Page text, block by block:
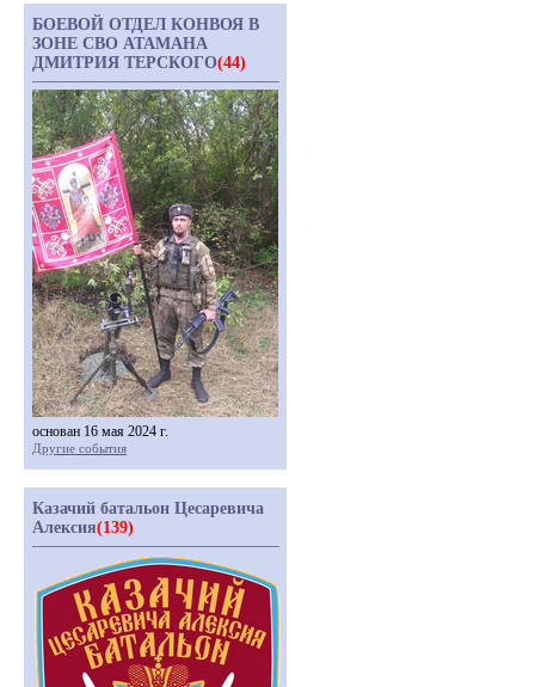
БОЕВОЙ ОТДЕЛ КОНВОЯ В
ЗОНЕ СВО АТАМАНА
ДМИТРИЯ ТЕРСКОГО(44)
основан 16 мая 2024 г.
Другие события
Казачий батальон Цесаревича
Алексия(139)